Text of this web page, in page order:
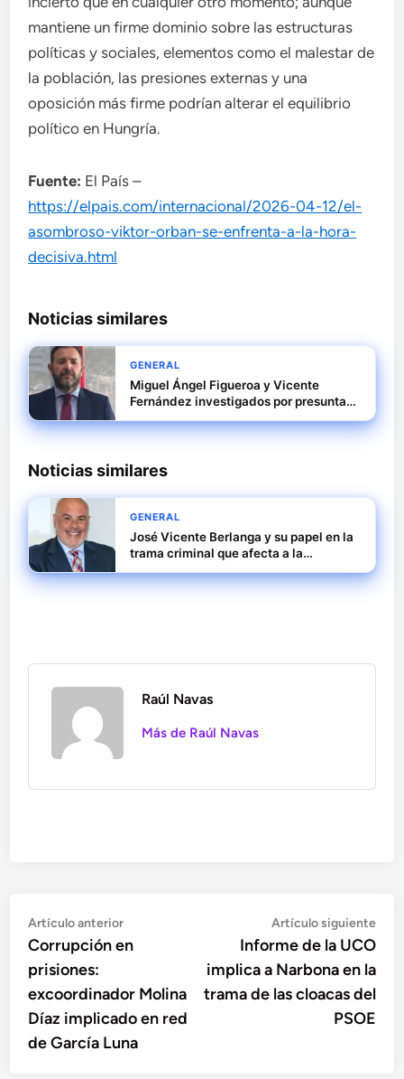
mantiene un firme dominio sobre las estructuras
políticas y sociales, elementos como el malestar de
la población, las presiones externas y una
oposición más firme podrían alterar el equilibrio
político en Hungría.
Fuente: El País –
https://elpais.com/internacional/2026-04-12/el-
asombroso-viktor-orban-se-enfrenta-a-la-hora-
decisiva.html
Noticias similares
GENERAL
Miguel Ángel Figueroa y Vicente
Fernández investigados por presuntas
irregularidades en SEPI
Noticias similares
GENERAL
José Vicente Berlanga y su papel en la
trama criminal que afecta a la
Sociedad Estatal de Participaciones
Industriales
Raúl Navas
Más de Raúl Navas
Navegación
de
entradas
Artículo anteriorArtículo
anterior:
Corrupción en
prisiones:
excoordinador Molina
Díaz implicado en red
de García Luna
Artículo siguiente
Informe de la UCO
implica a Narbona en la
trama de las cloacas del
PSOE